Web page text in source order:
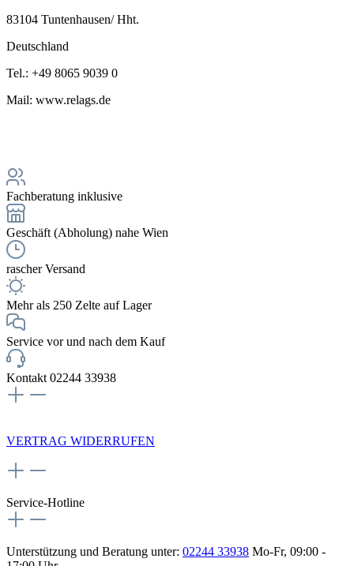
83104 Tuntenhausen/ Hht.
Deutschland
Tel.: +49 8065 9039 0
Mail: www.relags.de
Fachberatung inklusive
Geschäft (Abholung) nahe Wien
rascher Versand
Mehr als 250 Zelte auf Lager
Service vor und nach dem Kauf
Kontakt 02244 33938
VERTRAG WIDERRUFEN
Service-Hotline
Unterstützung und Beratung unter: 02244 33938 Mo-Fr, 09:00 -